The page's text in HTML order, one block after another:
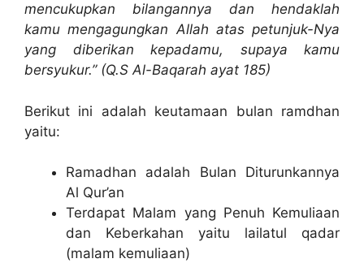
mencukupkan bilangannya dan hendaklah
kamu mengagungkan Allah atas petunjuk-Nya
yang diberikan kepadamu, supaya kamu
bersyukur.” (Q.S Al-Baqarah ayat 185)
Berikut ini adalah keutamaan bulan ramdhan
yaitu:
Ramadhan adalah Bulan Diturunkannya
Al Qur’an
Terdapat Malam yang Penuh Kemuliaan
dan Keberkahan yaitu lailatul qadar
(malam kemuliaan)